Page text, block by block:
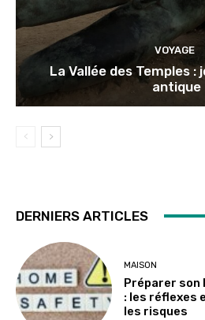
VOYAGE
La Vallée des Temples :
antique
DERNIERS ARTICLES
MAISON
Préparer son
: les réflexes
les risques